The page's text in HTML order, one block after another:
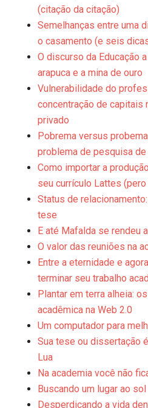
(citação da citação)
Semelhanças entre uma
o casamento (e seis
O discurso da Educação
arapuca e a mina de ouro
Vulnerabilidade do
concentração de capitais
privado
Pobrema versus
problema de pesquisa
Como importar a
seu currí­culo Lattes (pero
Status de
tese
E até Mafalda se rendeu
O valor das reuniões na
Entre a eternidade e
terminar seu trabalho
Plantar em terra alheia:
acadêmica na Web 2.0
Um computador para
Sua tese ou dissertação
Lua
Na academia você não
Buscando um lugar ao sol
Desperdiçando a vida